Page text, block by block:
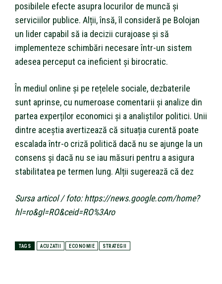
posibilele efecte asupra locurilor de muncă și
serviciilor publice. Alții, însă, îl consideră pe Bolojan
un lider capabil să ia decizii curajoase și să
implementeze schimbări necesare într-un sistem
adesea perceput ca ineficient și birocratic.
În mediul online și pe rețelele sociale, dezbaterile
sunt aprinse, cu numeroase comentarii și analize din
partea experților economici și a analiștilor politici. Unii
dintre aceștia avertizează că situația curentă poate
escalada într-o criză politică dacă nu se ajunge la un
consens și dacă nu se iau măsuri pentru a asigura
stabilitatea pe termen lung. Alții sugerează că dez
Sursa articol / foto: https://news.google.com/home?
hl=ro&gl=RO&ceid=RO%3Aro
TAGS ACUZATII ECONOMIE STRATEGII